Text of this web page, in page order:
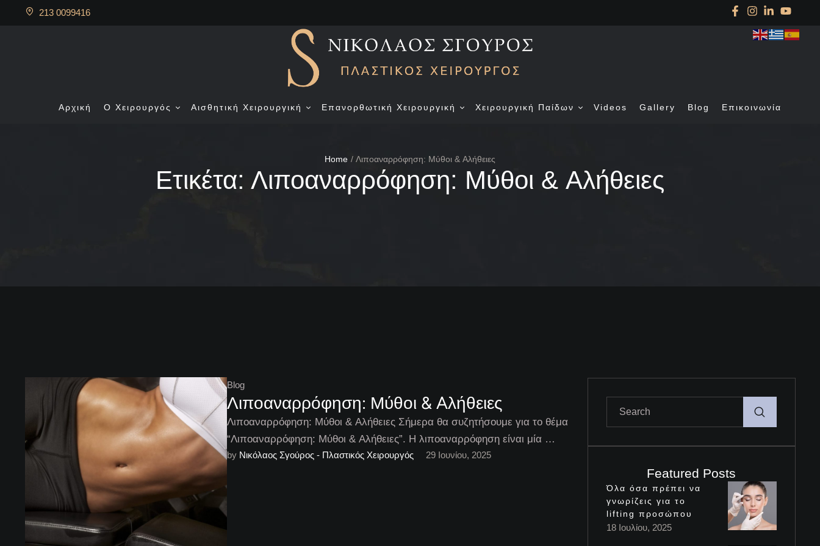
213 0099416
Αρχική Ο Χειρουργός Αισθητική Χειρουργική Επανορθωτική Χειρουργική Χειρουργική Παίδων Videos Gallery Blog Επικοινωνία
Home / Λιποαναρρόφηση: Μύθοι & Aλήθειες
Ετικέτα: Λιποαναρρόφηση: Μύθοι & Aλήθειες
Blog
Λιποαναρρόφηση: Μύθοι & Aλήθειες
Λιποαναρρόφηση: Μύθοι & Aλήθειες Σήμερα θα συζητήσουμε για το θέμα
“Λιποαναρρόφηση: Μύθοι & Aλήθειες”. Η λιποαναρρόφηση είναι μία …
by Νικόλαος Σγούρος - Πλαστικός Χειρουργός 29 Ιουνίου, 2025
Featured Posts
Όλα όσα πρέπει να
γνωρίζεις για το
lifting προσώπου
18 Ιουλίου, 2025